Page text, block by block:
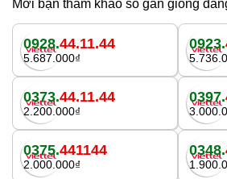
Mời bạn tham khảo số gần giống
0928.44.11.44
5.687.000₫
0923.
0373.44.11.44
2.200.000₫
0397.
0375.441144
2.000.000₫
0348.